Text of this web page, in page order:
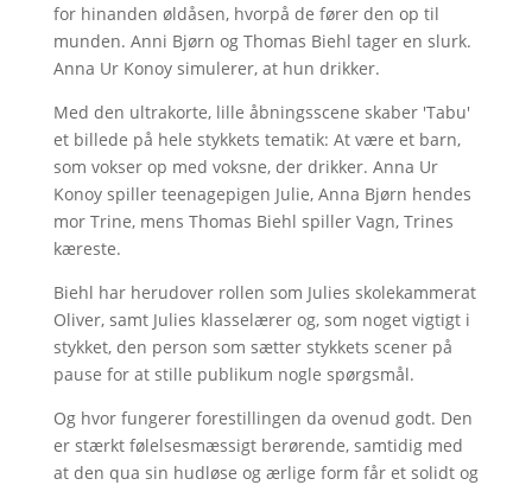
for hinanden øldåsen, hvorpå de fører den op til
munden. Anni Bjørn og Thomas Biehl tager en slurk.
Anna Ur Konoy simulerer, at hun drikker.
Med den ultrakorte, lille åbningsscene skaber 'Tabu'
et billede på hele stykkets tematik: At være et barn,
som vokser op med voksne, der drikker. Anna Ur
Konoy spiller teenagepigen Julie, Anna Bjørn hendes
mor Trine, mens Thomas Biehl spiller Vagn, Trines
kæreste.
Biehl har herudover rollen som Julies skolekammerat
Oliver, samt Julies klasselærer og, som noget vigtigt i
stykket, den person som sætter stykkets scener på
pause for at stille publikum nogle spørgsmål.
Og hvor fungerer forestillingen da ovenud godt. Den
er stærkt følelsesmæssigt berørende, samtidig med
at den qua sin hudløse og ærlige form får et solidt og